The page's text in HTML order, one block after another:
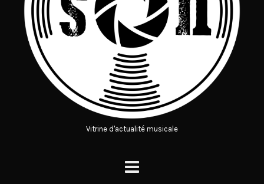
Vitrine d'actualité musicale